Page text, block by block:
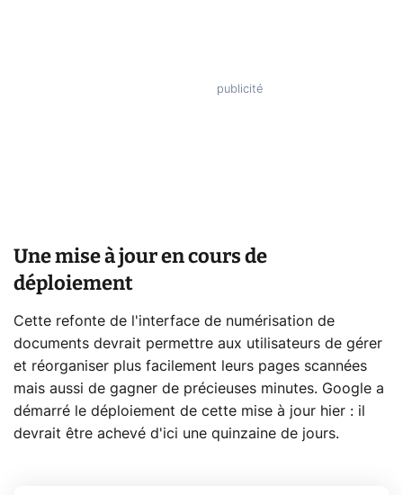
Une mise à jour en cours de
déploiement
Cette refonte de l'interface de numérisation de
documents devrait permettre aux utilisateurs de gérer
et réorganiser plus facilement leurs pages scannées
mais aussi de gagner de précieuses minutes. Google a
démarré le déploiement de cette mise à jour hier : il
devrait être achevé d'ici une quinzaine de jours.